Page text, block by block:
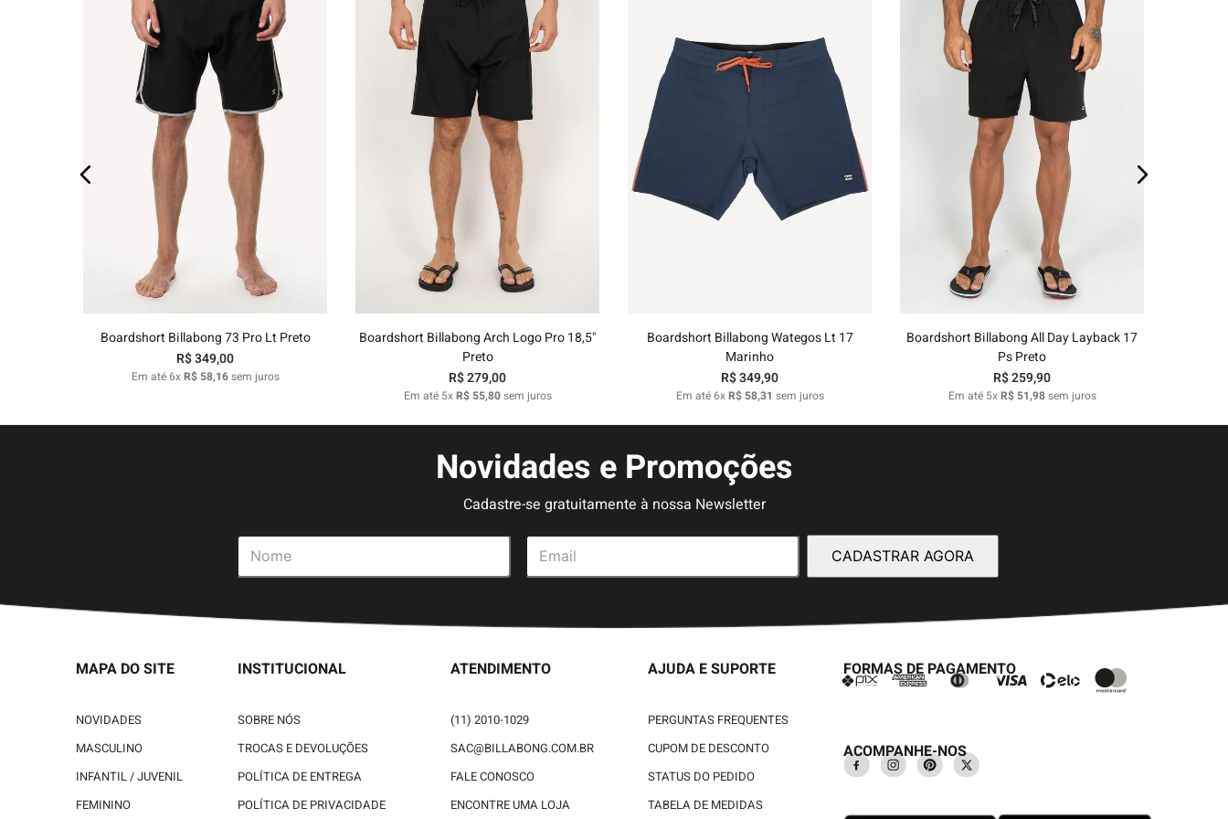
46
Adicionar ao carrinho
Boardshort Billabong 73 Pro Lt Preto
R$349,00
Em até6xR$ 58,16sem juros
42 44
Adicionar ao carrinho
Boardshort Billabong Arch Logo Pro 18,5"
Preto
R$279,00
Em até 5xR$ 55,80sem juros
Boardshort Billabong Wategos Lt 17
Marinho
R$349,90
Em até6xR$ 58,31 sem juros
4G
Adicionar ao carrinho
Boardshort Billabong All Day Layback 17
Ps Preto
R$259,90
Em até 5xR$ 51,98sem juros
Novidades e Promoções
Cadastre-se gratuitamente à nossa Newsletter
CADASTRAR AGORA
MAPA DO SITE
NOVIDADES
MASCULINO
INFANTIL / JUVENIL
FEMININO
INSTITUCIONAL
SOBRE NÓS
TROCAS E DEVOLUÇÕES
POLÍTICA DE ENTREGA
POLÍTICA DE PRIVACIDADE
ATENDIMENTO
(11) 2010-1029
SAC@BILLABONG.COM.BR
FALE CONOSCO
ENCONTRE UMA LOJA
AJUDA E SUPORTE
PERGUNTAS FREQUENTES
CUPOM DE DESCONTO
STATUS DO PEDIDO
TABELA DE MEDIDAS
FORMAS DE PAGAMENTO
ACOMPANHE-NOS